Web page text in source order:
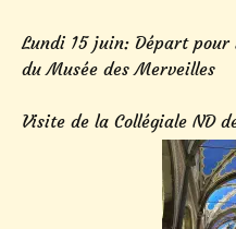
Lundi 15 juin: Départ pour
du Musée des Merveilles
Visite de la Collégiale ND